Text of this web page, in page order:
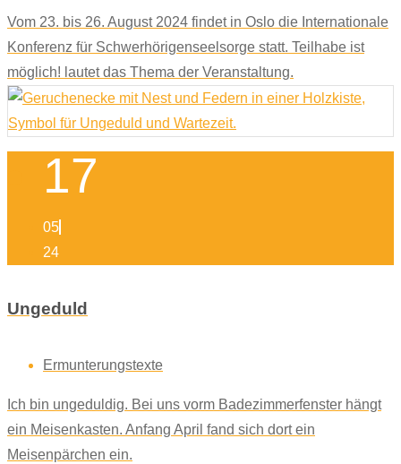
Vom 23. bis 26. August 2024 findet in Oslo die Internationale
Konferenz für Schwerhörigenseelsorge statt. Teilhabe ist
möglich! lautet das Thema der Veranstaltung.
17
05
24
Ungeduld
Ermunterungstexte
Ich bin ungeduldig. Bei uns vorm Badezimmerfenster hängt
ein Meisenkasten. Anfang April fand sich dort ein
Meisenpärchen ein.